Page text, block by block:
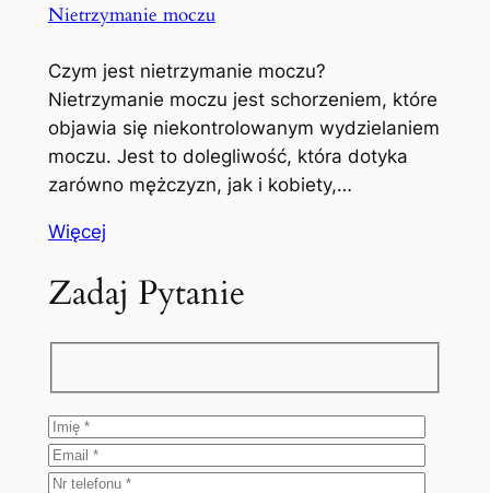
Nietrzymanie moczu
Czym jest nietrzymanie moczu?
Nietrzymanie moczu jest schorzeniem, które
objawia się niekontrolowanym wydzielaniem
moczu. Jest to dolegliwość, która dotyka
zarówno mężczyzn, jak i kobiety,…
Więcej
Zadaj Pytanie